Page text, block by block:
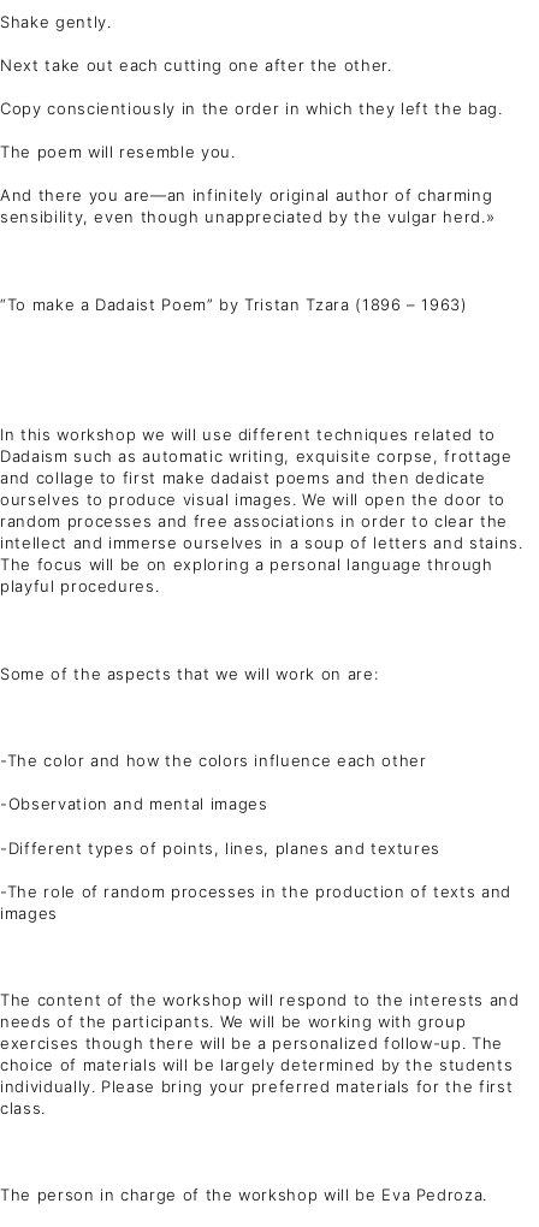
Shake gently.
Next take out each cutting one after the other.
Copy conscientiously in the order in which they left the bag.
The poem will resemble you.
And there you are—an infinitely original author of charming
sensibility, even though unappreciated by the vulgar herd.»
“To make a Dadaist Poem” by Tristan Tzara (1896 – 1963)
In this workshop we will use different techniques related to
Dadaism such as automatic writing, exquisite corpse, frottage
and collage to first make dadaist poems and then dedicate
ourselves to produce visual images. We will open the door to
random processes and free associations in order to clear the
intellect and immerse ourselves in a soup of letters and stains.
The focus will be on exploring a personal language through
playful procedures.
Some of the aspects that we will work on are:
-The color and how the colors influence each other
-Observation and mental images
-Different types of points, lines, planes and textures
-The role of random processes in the production of texts and
images
The content of the workshop will respond to the interests and
needs of the participants. We will be working with group
exercises though there will be a personalized follow-up. The
choice of materials will be largely determined by the students
individually. Please bring your preferred materials for the first
class.
The person in charge of the workshop will be Eva Pedroza.